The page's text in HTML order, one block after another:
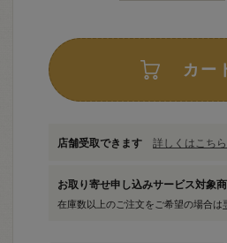
カー
店舗受取できます 詳しくはこち
お取り寄せ申し込みサービス対象
在庫数以上のご注文をご希望の場合は